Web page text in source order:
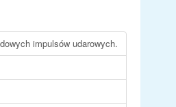
impulsów udarowych.